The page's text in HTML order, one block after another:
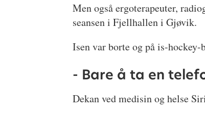
Men også ergoterapeuter,
seansen i Fjellhallen i Gjøvik.
Isen var borte og på is-hockey-
- Bare å ta en
Dekan ved medisin og helse